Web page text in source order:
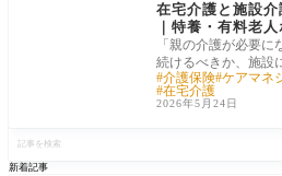
在宅介護と施設
｜特養・有料老
ームの選び方
「親の介護が必要
続けるべきか、施設
か」——この判断は
る悩み
介護保険 ケアマネ
在宅介護
2026年5月24日
を
新着記事